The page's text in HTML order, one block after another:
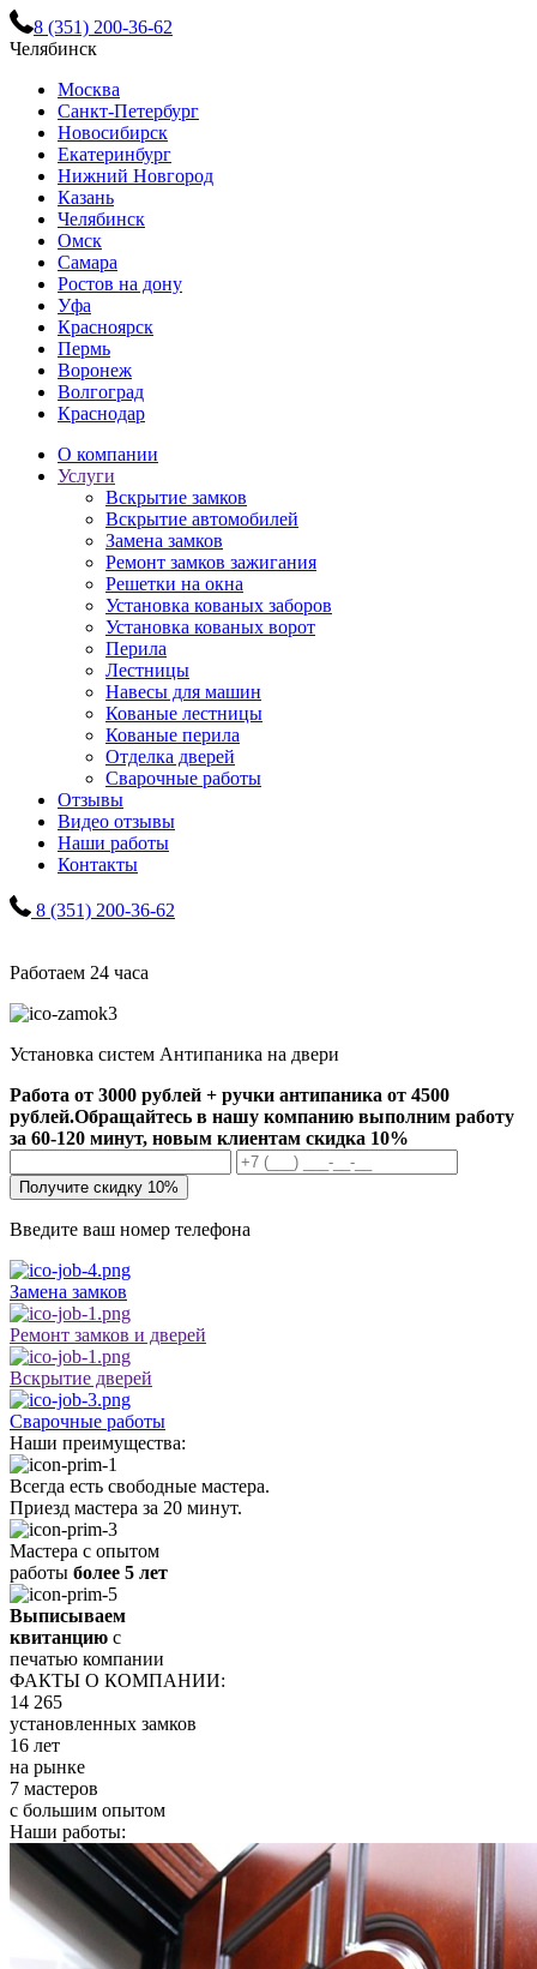
8 (351) 200-36-62
Челябинск
Москва
Санкт-Петербург
Новосибирск
Екатеринбург
Нижний Новгород
Казань
Челябинск
Омск
Самара
Ростов на дону
Уфа
Красноярск
Пермь
Воронеж
Волгоград
Краснодар
О компании
Услуги
Вскрытие замков
Вскрытие автомобилей
Замена замков
Ремонт замков зажигания
Решетки на окна
Установка кованых заборов
Установка кованых ворот
Перила
Лестницы
Навесы для машин
Кованые лестницы
Кованые перила
Отделка дверей
Сварочные работы
Отзывы
Видео отзывы
Наши работы
Контакты
8 (351) 200-36-62
Работаем 24 часа
Установка систем Антипаника на двери
Работа от 3000 рублей + ручки антипаника от 4500
рублей.Обращайтесь в нашу компанию выполним работу
за 60-120 минут, новым клиентам скидка 10%
Получите скидку 10%
Введите ваш номер телефона
Замена замков
Ремонт замков и дверей
Вскрытие дверей
Сварочные работы
Наши преимущества:
Всегда есть свободные мастера.
Приезд мастера за 20 минут.
Мастера с опытом
работы более 5 лет
Выписываем
квитанцию с
печатью компании
ФАКТЫ О КОМПАНИИ:
14 265
установленных замков
16 лет
на рынке
7 мастеров
с большим опытом
Наши работы: